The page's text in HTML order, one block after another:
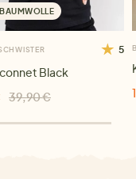
5
Black
39,90 €